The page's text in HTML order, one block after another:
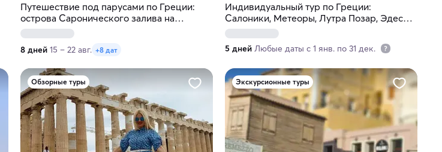
Путешествие под парусами по Греции:
острова Саронического залива на
катамаране
8 дней 15 – 22 авг. +8 дат
Индивидуальный тур по Греции:
Салоники, Метеоры, Лутра Позар, Эдесса,
Салоники, Святой Афон
5 дней Любые даты с 1 янв. по 31 дек.
Обзорные туры Экскурсионные туры